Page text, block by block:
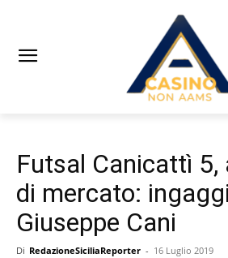
Futsal Canicattì 5,
di mercato:
Giuseppe Cani
Di RedazioneSiciliaReporter - 16 Luglio 2019